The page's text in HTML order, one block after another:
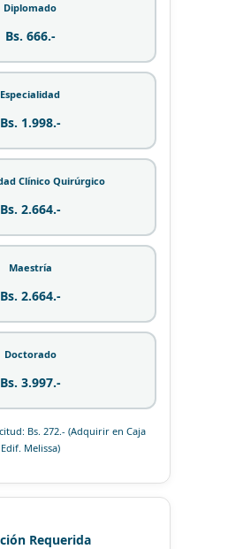
Diplomado
Bs. 666.-
Especialidad
Bs. 1.998.-
Clínico Quirúrgico
Bs. 2.664.-
Maestría
Bs. 2.664.-
Doctorado
Bs. 3.997.-
Bs. 272.- (Adquirir en Caja
Edif. Melissa)
Requerida